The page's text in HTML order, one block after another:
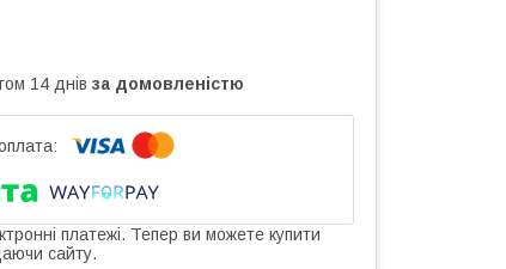
14 днів за домовленістю
платежі. Тепер ви можете купити
сайту.